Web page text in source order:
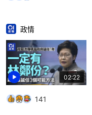
02:22
政情
141